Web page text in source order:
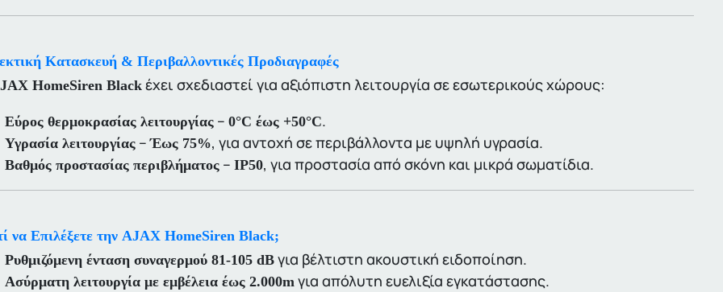
Κατασκευή & Περιβαλλοντικές Προδιαγραφές
HomeSiren Blackέχει σχεδιαστεί για αξιόπιστη λειτουργία σε εσωτερικούς χώρους:
Εύρος θερμοκρασίας λειτουργίας– 0°C έως +50°C.
Υγρασία λειτουργίας–Έως 75%, για αντοχή σε περιβάλλοντα με υψηλή υγρασία.
Βαθμός προστασίας περιβλήματος– IP50, για προστασία από σκόνη και μικρά σωματίδια.
να Επιλέξετε την AJAX HomeSiren Black;
Ρυθμιζόμενη ένταση συναγερμού 81-105 dBγια βέλτιστη ακουστική ειδοποίηση.
Ασύρματη λειτουργία με εμβέλεια έως 2.000mγια απόλυτη ευελιξία εγκατάστασης.